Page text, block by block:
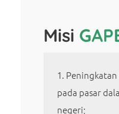
Misi
Peningkatan
pada pasar
negeri;